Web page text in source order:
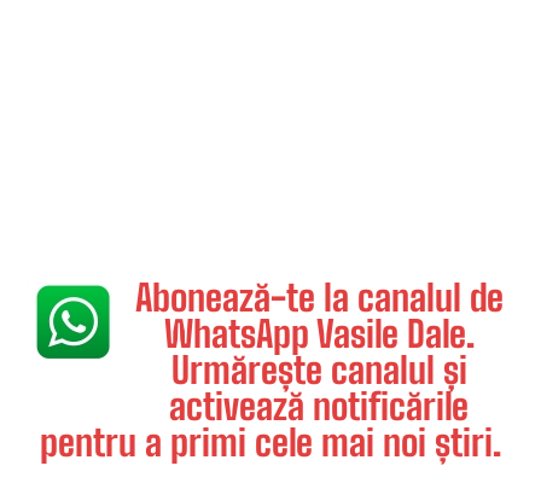
Abonează-te la canalul de
WhatsApp Vasile Dale.
Urmărește canalul și
activează notificările
pentru a primi cele mai noi știri.